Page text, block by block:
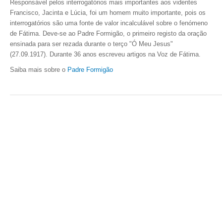
Responsável pelos interrogatórios mais importantes aos videntes
Francisco, Jacinta e Lúcia, foi um homem muito importante, pois os
interrogatórios são uma fonte de valor incalculável sobre o fenómeno
de Fátima. Deve-se ao Padre Formigão, o primeiro registo da oração
ensinada para ser rezada durante o terço "Ó Meu Jesus"
(27.09.1917). Durante 36 anos escreveu artigos na Voz de Fátima.
Saiba mais sobre o Padre Formigão